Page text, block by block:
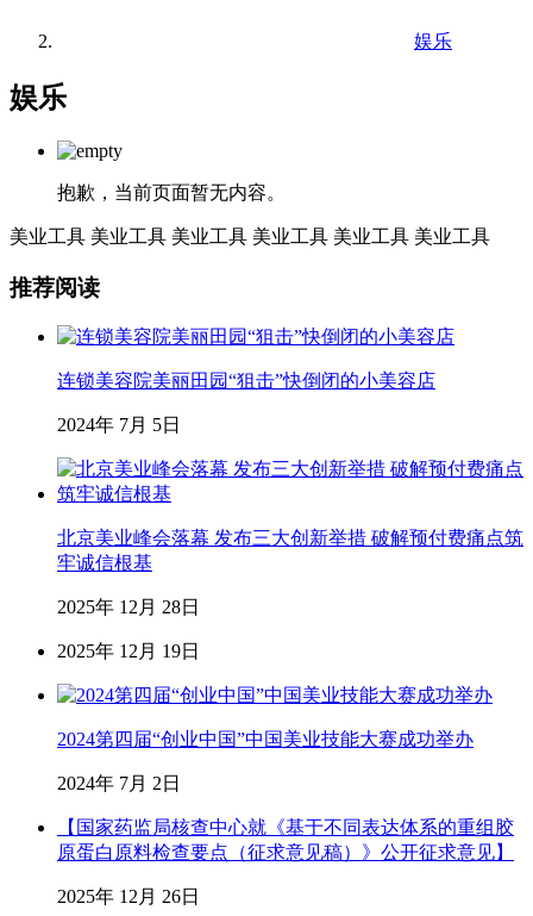
娱乐
娱乐
抱歉，当前页面暂无内容。
美业工具 美业工具 美业工具 美业工具 美业工具 美业工具
推荐阅读
连锁美容院美丽田园“狙击”快倒闭的小美容店
2024年 7月 5日
北京美业峰会落幕 发布三大创新举措 破解预付费痛点筑
牢诚信根基
2025年 12月 28日
2025年 12月 19日
2024第四届“创业中国”中国美业技能大赛成功举办
2024年 7月 2日
【国家药监局核查中心就《基于不同表达体系的重组胶
原蛋白原料检查要点（征求意见稿）》公开征求意见】
2025年 12月 26日